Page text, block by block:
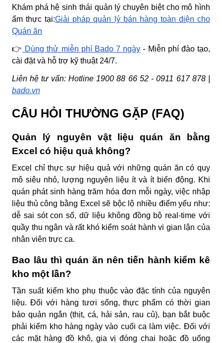
Khám phá hệ sinh thái quản lý chuyên biệt cho mô hình
ẩm thực tại:Giải pháp quản lý bán hàng toàn diện cho
Quán ăn
👉 Dùng thử miễn phí Bado 7 ngày - Miễn phí đào tạo,
cài đặt và hỗ trợ kỹ thuật 24/7.
Liên hệ tư vấn:Hotline 1900 88 66 52-0911 617 878|
bado.vn
CÂU HỎI THƯỜNG GẶP (FAQ)
Quản lý nguyên vật liệu quán ăn bằng
Excel có hiệu quả không?
Excel chỉ thực sự hiệu quả với những quán ăn có quy
mô siêu nhỏ, lượng nguyên liệu ít và ít biến động. Khi
quán phát sinh hàng trăm hóa đơn mỗi ngày, việc nhập
liệu thủ công bằng Excel sẽ bộc lộ nhiều điểm yếu như:
dễ sai sót con số, dữ liệu không đồng bộ real-time với
quầy thu ngân và rất khó kiểm soát hành vi gian lận của
nhân viên trực ca.
Bao lâu thì quán ăn nên tiến hành kiểm kê
kho một lần?
Tần suất kiểm kho phụ thuộc vào đặc tính của nguyên
liệu. Đối với hàng tươi sống, thực phẩm có thời gian
bảo quản ngắn (thịt, cá, hải sản, rau củ), bạn bắt buộc
phải kiểm kho hàng ngày vào cuối ca làm việc. Đối với
các mặt hàng đồ khô, gia vị đóng chai hoặc đồ uống